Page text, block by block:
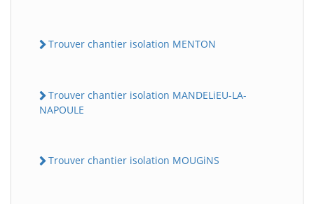
Trouver chantier isolation MENTON
Trouver chantier isolation MANDELiEU-LA-
NAPOULE
Trouver chantier isolation MOUGiNS